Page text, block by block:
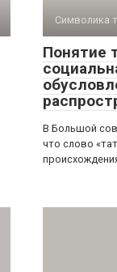
Символика
Понятие
В Большой
что слово